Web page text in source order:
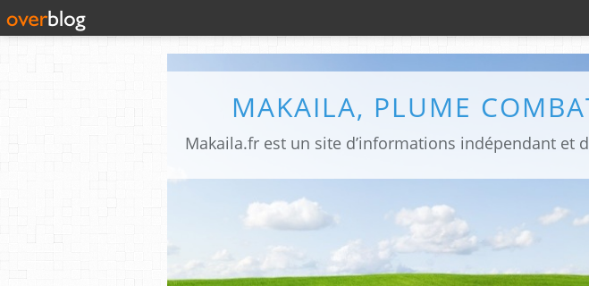
MAKAILA, PLUME